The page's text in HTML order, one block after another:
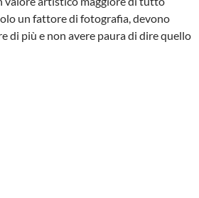
un fattore di fotografia, devono
di più e non avere paura di dire quello